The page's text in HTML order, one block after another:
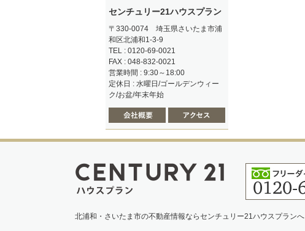
センチュリー21ハウスプラン
〒330-0074 埼玉県さいたま市浦
和区北浦和1-3-9
TEL : 0120-69-0021
FAX : 048-832-0021
営業時間 : 9:30～18:00
定休日 : 水曜日/ゴールデンウィー
ク/お盆/年末年始
北浦和・さいたま市の不動産情報ならセンチュリー21ハウスプランへ